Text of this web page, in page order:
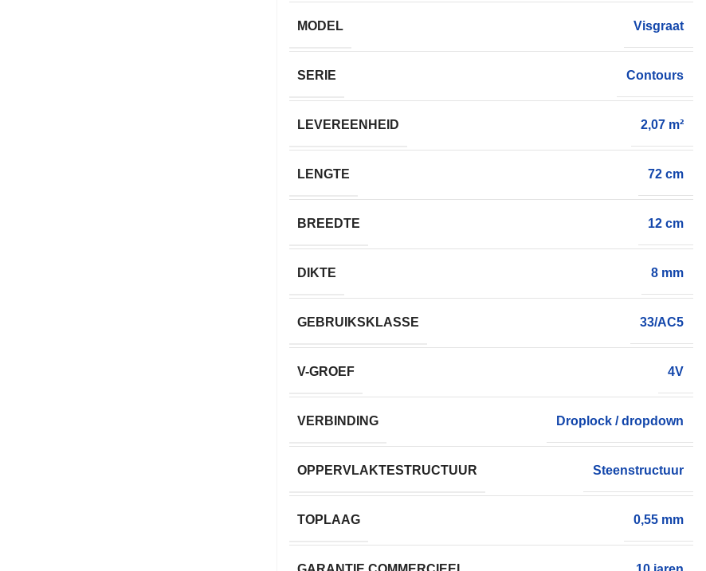
MODEL Visgraat
SERIE Contours
LEVEREENHEID 2,07 m²
LENGTE 72 cm
BREEDTE 12 cm
DIKTE 8 mm
GEBRUIKSKLASSE 33/AC5
V-GROEF 4V
VERBINDING Droplock / dropdown
OPPERVLAKTESTRUCTUUR Steenstructuur
TOPLAAG 0,55 mm